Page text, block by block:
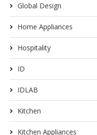
Global Design
Home Appliances
Hospitality
ID
IDLAB
Kitchen
Kitchen Appliances